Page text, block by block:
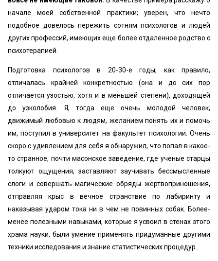
начале моей собственной практики; уверен, что нечто
подобное довелось пережить сотням психологов и людей
других профессий, имеющих еще более отдаленное родство с
психотерапией.
Подготовка психологов в 20-30-е годы, как правило,
отличалась крайней конкретностью (она и до сих пор
отличается узостью, хотя и в меньшей степени), доходящей
до узколобия. Я, тогда еще очень молодой человек,
движимый любовью к людям, желанием понять их и помочь
им, поступил в университет на факультет психологии. Очень
скоро с удивлением для себя я обнаружил, что попал в какое-
то странное, почти масонское заведение, где ученые старцы
толкуют ощущения, заставляют заучивать бессмысленные
слоги и совершать магические обряды жертвоприношения,
отправляя крыс в вечное странствие по лабиринту и
наказывая ударом тока ни в чем не повинных собак. Более-
менее полезными навыками, которые я усвоил в стенах этого
храма науки, были умение применять придуманные другими
техники исследования и знание статистических процедур.